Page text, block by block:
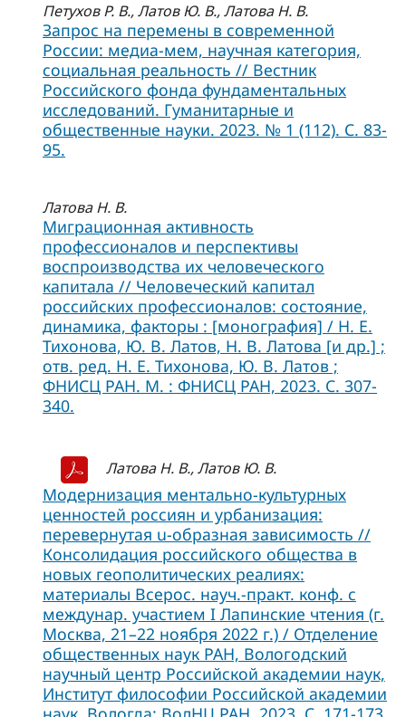
Петухов Р. В., Латов Ю. В., Латова Н. В.
Запрос на перемены в современной
России: медиа-мем, научная категория,
социальная реальность // Вестник
Российского фонда фундаментальных
исследований. Гуманитарные и
общественные науки. 2023. № 1 (112). С. 83-
95.
Латова Н. В.
Миграционная активность
профессионалов и перспективы
воспроизводства их человеческого
капитала // Человеческий капитал
российских профессионалов: состояние,
динамика, факторы : [монография] / Н. Е.
Тихонова, Ю. В. Латов, Н. В. Латова [и др.] ;
отв. ред. Н. Е. Тихонова, Ю. В. Латов ;
ФНИСЦ РАН. М. : ФНИСЦ РАН, 2023. C. 307-
340.
Латова Н. В., Латов Ю. В.
Модернизация ментально-культурных
ценностей россиян и урбанизация:
перевернутая u-образная зависимость //
Консолидация российского общества в
новых геополитических реалиях:
материалы Всерос. науч.-практ. конф. с
междунар. участием I Лапинские чтения (г.
Москва, 21–22 ноября 2022 г.) / Отделение
общественных наук РАН, Вологодский
научный центр Российской академии наук,
Институт философии Российской академии